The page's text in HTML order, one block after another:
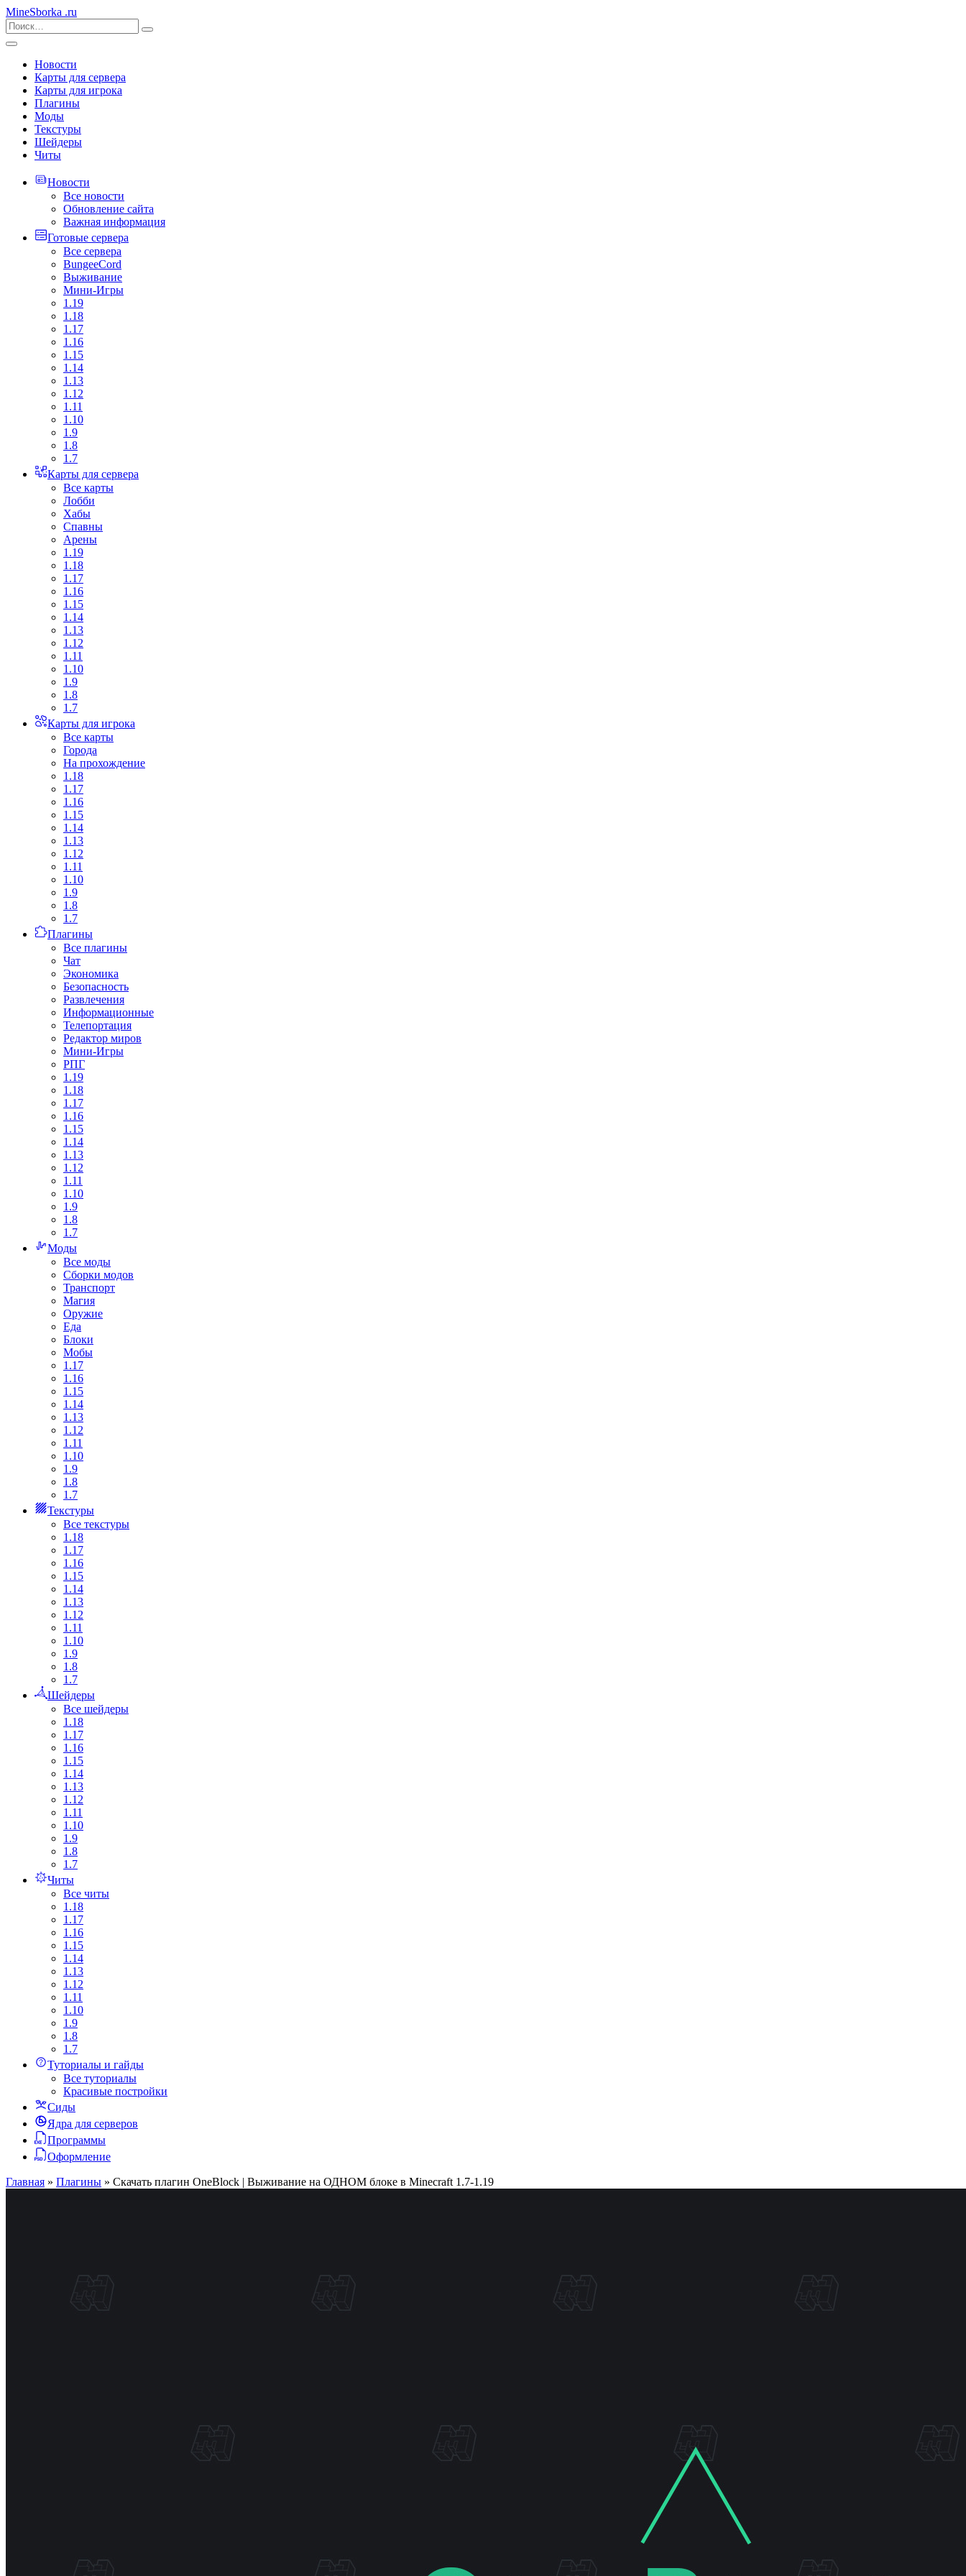
MineSborka .ru
Новости
Карты для сервера
Карты для игрока
Плагины
Моды
Текстуры
Шейдеры
Читы
Новости
Все новости
Обновление сайта
Важная информация
Готовые сервера
Все сервера
BungeeCord
Выживание
Мини-Игры
1.19
1.18
1.17
1.16
1.15
1.14
1.13
1.12
1.11
1.10
1.9
1.8
1.7
Карты для сервера
Все карты
Лобби
Хабы
Спавны
Арены
1.19
1.18
1.17
1.16
1.15
1.14
1.13
1.12
1.11
1.10
1.9
1.8
1.7
Карты для игрока
Все карты
Города
На прохождение
1.18
1.17
1.16
1.15
1.14
1.13
1.12
1.11
1.10
1.9
1.8
1.7
Плагины
Все плагины
Чат
Экономика
Безопасность
Развлечения
Информационные
Телепортация
Редактор миров
Мини-Игры
РПГ
1.19
1.18
1.17
1.16
1.15
1.14
1.13
1.12
1.11
1.10
1.9
1.8
1.7
Моды
Все моды
Сборки модов
Транспорт
Магия
Оружие
Еда
Блоки
Мобы
1.17
1.16
1.15
1.14
1.13
1.12
1.11
1.10
1.9
1.8
1.7
Текстуры
Все текстуры
1.18
1.17
1.16
1.15
1.14
1.13
1.12
1.11
1.10
1.9
1.8
1.7
Шейдеры
Все шейдеры
1.18
1.17
1.16
1.15
1.14
1.13
1.12
1.11
1.10
1.9
1.8
1.7
Читы
Все читы
1.18
1.17
1.16
1.15
1.14
1.13
1.12
1.11
1.10
1.9
1.8
1.7
Туториалы и гайды
Все туториалы
Красивые постройки
Сиды
Ядра для серверов
Программы
Оформление
Главная » Плагины » Скачать плагин OneBlock | Выживание на ОДНОМ блоке в Minecraft 1.7-1.19